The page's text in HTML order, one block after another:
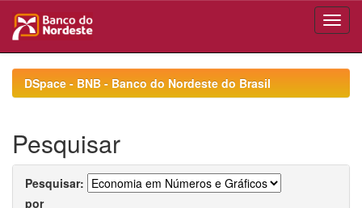
navigationDSpace - BNB - Banco do Nordeste do Brasil
Pesquisar
Pesquisar:
por